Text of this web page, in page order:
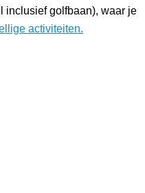
inclusief golfbaan), waar je
activiteiten.